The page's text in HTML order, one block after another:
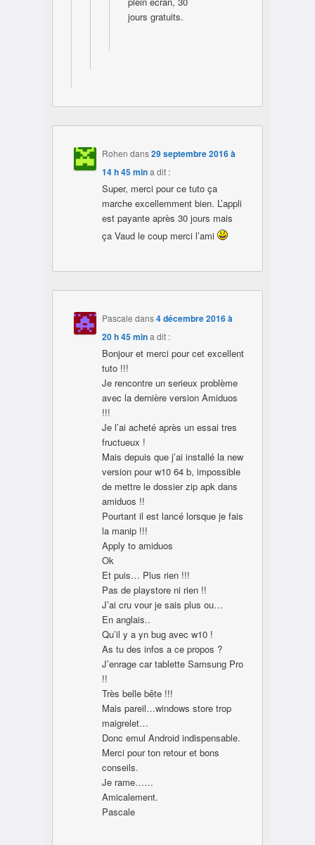
jours gratuits.
Rohen dans29 septembre 2016 à
14 h 45 mina dit :
Super, merci pour ce tuto ça
marche excellemment bien. L’appli
est payante après 30 jours mais
ça Vaud le coup merci l’ami
Pascale dans4 décembre 2016 à
20 h 45 mina dit :
Bonjour et merci pour cet excellent
tuto !!!
Je rencontre un serieux problème
avec la dernière version Amiduos
!!!
Je l’ai acheté après un essai tres
fructueux !
Mais depuis que j’ai installé la new
version pour w10 64 b, impossible
de mettre le dossier zip apk dans
amiduos !!
Pourtant il est lancé lorsque je fais
la manip !!!
Apply to amiduos
Ok
Et puis… Plus rien !!!
Pas de playstore ni rien !!
J’ai cru vour je sais plus ou…
En anglais..
Qu’il y a yn bug avec w10 !
As tu des infos a ce propos ?
J’enrage car tablette Samsung Pro
!!
Très belle bête !!!
Mais pareil…windows store trop
maigrelet…
Donc emul Android indispensable.
Merci pour ton retour et bons
conseils.
Je rame……
Amicalement.
Pascale